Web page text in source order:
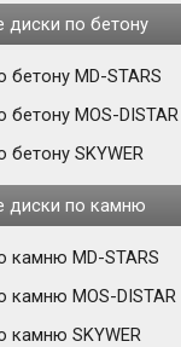
диски по бетону
бетону MD-STARS
бетону MOS-DISTAR
бетону SKYWER
диски по камню
камню MD-STARS
камню MOS-DISTAR
камню SKYWER